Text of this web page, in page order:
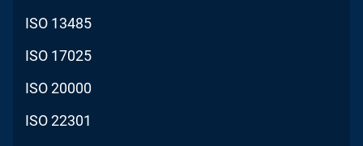
ISO 13485
ISO 17025
ISO 20000
ISO 22301